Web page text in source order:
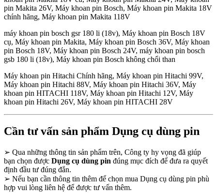
pin Makita 26V, Máy khoan pin Bosch, Máy khoan pin Makita 18V
chính hãng, Máy khoan pin Makita 118V
máy khoan pin bosch gsr 180 li (18v), Máy khoan pin Bosch 18V
cụ, Máy khoan pin Makita, Máy khoan pin Bosch 36V, Máy khoan
pin Bosch 18V, Máy khoan pin Bosch 24V, máy khoan pin bosch
gsb 180 li (18v), Máy khoan pin Bosch không chổi than
Máy khoan pin Hitachi Chính hãng, Máy khoan pin Hitachi 99V,
Máy khoan pin Hitachi 88V, Máy khoan pin Hitachi 36V, Máy
khoan pin HITACHI 118V, Máy khoan pin Hitachi 12V, Máy
khoan pin Hitachi 26V, Máy khoan pin HITACHI 28V
Cần tư vấn sản phẩm Dụng cụ dùng pin
➢ Qua những thông tin sản phẩm trên, Công ty hy vọng đã giúp
bạn chọn được Dụng cụ dùng pin đúng mục đích để đưa ra quyết
định đầu tư đúng đắn.
➢ Nếu bạn cần thông tin thêm để chọn mua Dụng cụ dùng pin phù
hợp vui lòng liên hệ để được tư vấn thêm.